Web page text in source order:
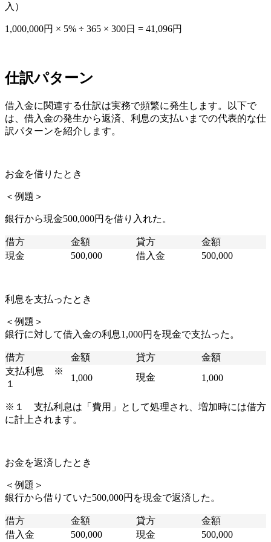
入）
1,000,000円 × 5% ÷ 365 × 300日 = 41,096円
仕訳パターン
借入金に関連する仕訳は実務で頻繁に発生します。以下で
は、借入金の発生から返済、利息の支払いまでの代表的な仕
訳パターンを紹介します。
お金を借りたとき
＜例題＞
銀行から現金500,000円を借り入れた。
借方 金額 貸方
金額
現金
500,000 借入金 500,000
利息を支払ったとき
＜例題＞
銀行に対して借入金の利息1,000円を現金で支払った。
借方 金額 貸方
金額
支払利息 ※
１
1,000 現金 1,000
※１ 支払利息は「費用」として処理され、増加時には借方
に計上されます。
お金を返済したとき
＜例題＞
銀行から借りていた500,000円を現金で返済した。
借方 金額 貸方
金額
借入金
500,000 現金 500,000